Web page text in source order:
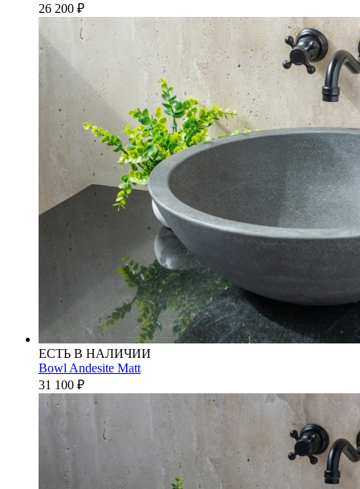
26 200 ₽
ЕСТЬ В НАЛИЧИИ
Bowl Andesite Matt
31 100 ₽